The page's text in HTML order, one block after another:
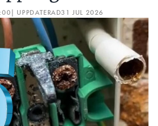
| UPPDATERAD31 JUL 2026